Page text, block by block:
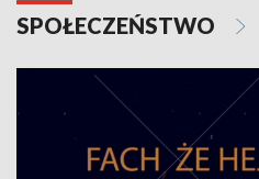
SPOŁECZEŃSTWO